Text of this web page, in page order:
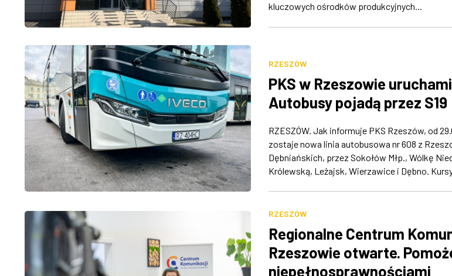
kluczowych ośrodków produkcyjnych...
RZESZÓW
PKS w Rzeszowie
Autobusy pojadą przez S19
RZESZÓW. Jak informuje PKS Rzeszów, od
zostaje nowa linia autobusowa nr 608 z
Dębniańskich, przez Sokołów Młp., Wólkę
Królewską, Leżajsk, Wierzawice i Dębno.
RZESZÓW
Regionalne Centrum
Rzeszowie otwarte.
niepełnosprawnościami